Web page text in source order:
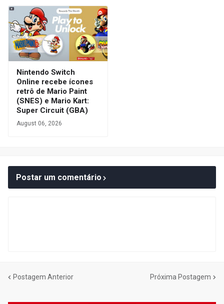
Nintendo Switch
Online recebe ícones
retrô de Mario Paint
(SNES) e Mario Kart:
Super Circuit (GBA)
August 06, 2026
Postar um comentário
Postagem Anterior Próxima Postagem